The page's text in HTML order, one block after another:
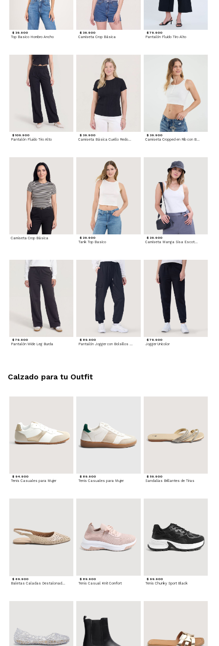
$ 39.900
Top Basico Hombro Ancho
$ 39.900
Camiseta Crop Básica
$ 79.900
Pantalón Fluido Tiro Alto
$ 109.900
Pantalón Fluido Tiro Alto
$ 39.900
Camiseta Básica Cuello Redondo
$ 39.900
Camiseta Cropped en Rib con Botones
Camiseta Crop Básica $ 29.900
Tank Top Basico
$ 29.900
$ 79.900
Pantalón Wide Leg Burda
$ 89.900
Pantalón Jogger con Bolsillos Cargo
$ 79.900
Jogger Unicolor
$ 94.900
Tenis Casuales para Mujer
$ 89.900
Tenis Casuales para Mujer
$ 59.900
Sandalias Brillantes de Tiras
$ 69.900
Baletas Caladas Destalonadas
$ 89.900
Tenis Casual Knit Comfort
$ 99.900
Tenis Chunky Sport Black
Calzado para tu Outfit